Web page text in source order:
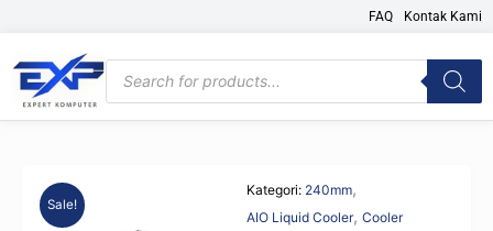
content
FAQ Kontak Kami
Products
search
Sale!
Kategori: 240mm,
AIO Liquid Cooler, Cooler